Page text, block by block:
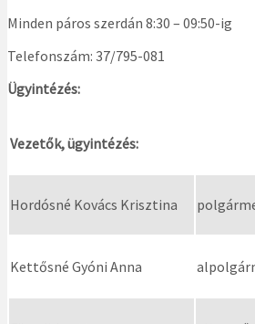
Minden páros szerdán 8:30 – 09:50-ig
Telefonszám: 37/795-081
Ügyintézés:
Vezetők, ügyintézés:
Hordósné Kovács Krisztina
Kettősné Gyóni Anna